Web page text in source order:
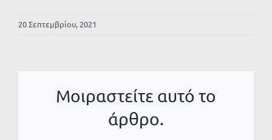
20 Σεπτεμβρίου, 2021
Μοιραστείτε αυτό το
άρθρο.